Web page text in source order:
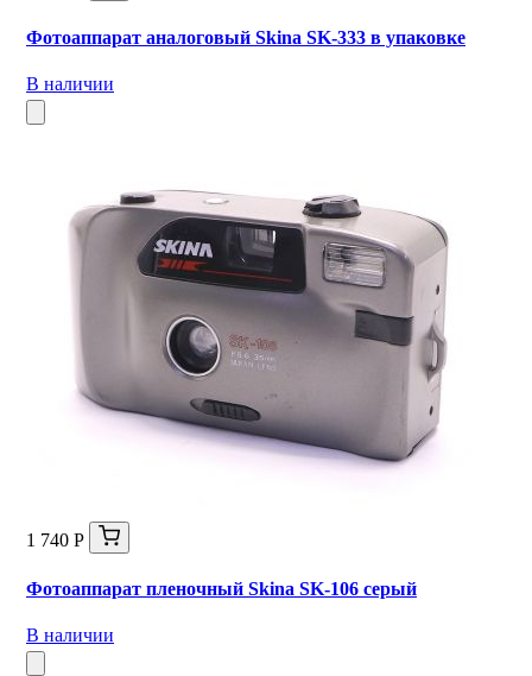
Фотоаппарат аналоговый Skina SK-333 в упаковке
В наличии
1 740 Р
Фотоаппарат пленочный Skina SK-106 серый
В наличии